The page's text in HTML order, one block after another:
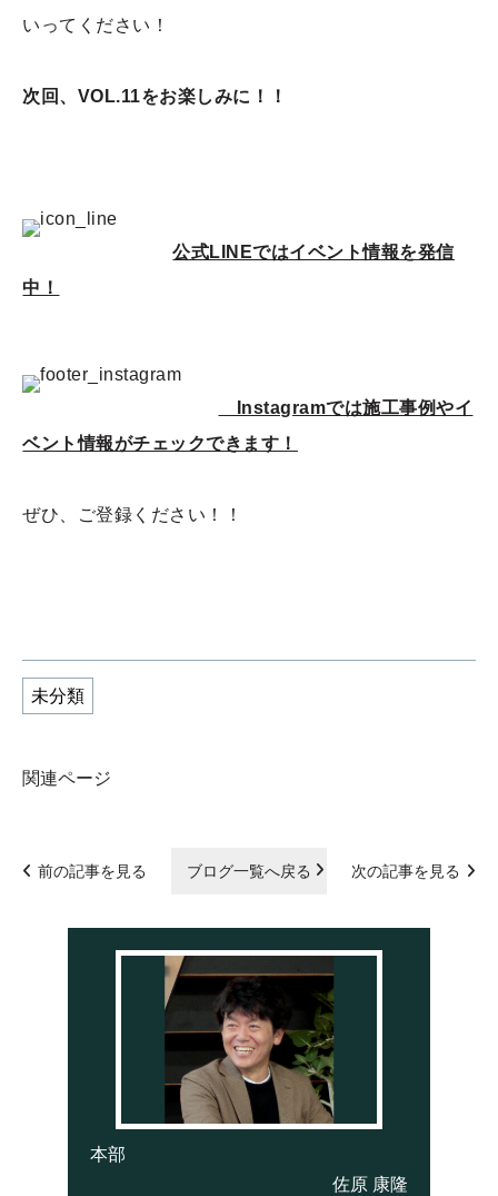
いってください！
次回、VOL.11をお楽しみに！！
公式LINEではイベント情報を発信
中！
Instagramでは施工事例やイ
ベント情報がチェックできます！
ぜひ、ご登録ください！！
未分類
関連ページ
前の記事を見る ブログ一覧へ戻る 次の記事を見る
本部
佐原 康隆